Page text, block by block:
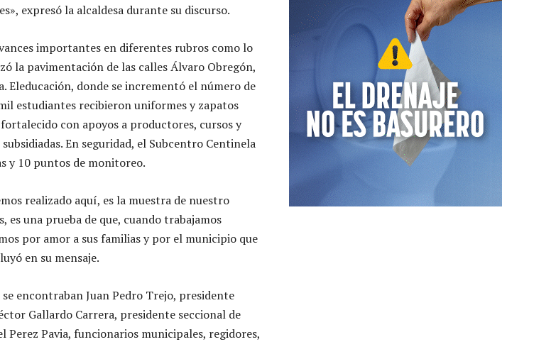
expresó la alcaldesa durante su discurso.
importantes en diferentes rubros como lo
la pavimentación de las calles Álvaro Obregón,
Eleducación, donde se incrementó el número de
estudiantes recibieron uniformes y zapatos
con apoyos a productores, cursos y
En seguridad, el Subcentro Centinela
y 10 puntos de monitoreo.
realizado aquí, es la muestra de nuestro
es una prueba de que, cuando trabajamos
por amor a sus familias y por el municipio que
en su mensaje.
encontraban Juan Pedro Trejo, presidente
Gallardo Carrera, presidente seccional de
Perez Pavia, funcionarios municipales, regidores,